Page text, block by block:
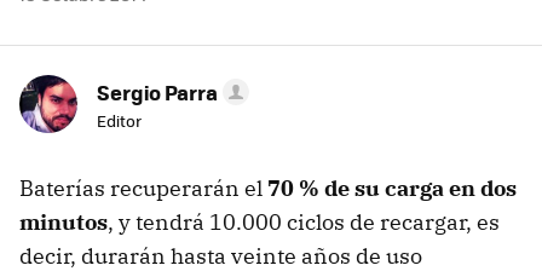
Sergio Parra
Editor
Baterías recuperarán el 70 % de su carga en dos
minutos, y tendrá 10.000 ciclos de recargar, es
decir, durarán hasta veinte años de uso